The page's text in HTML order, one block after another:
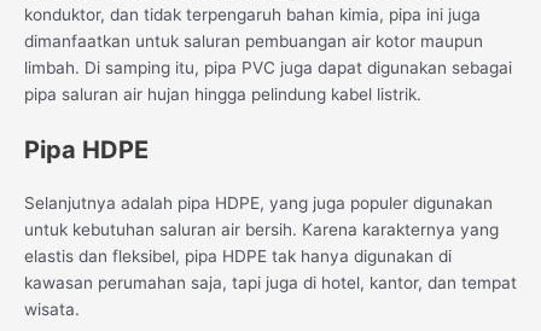
konduktor, dan tidak terpengaruh bahan kimia, pipa ini juga
dimanfaatkan untuk saluran pembuangan air kotor maupun
limbah. Di samping itu, pipa PVC juga dapat digunakan sebagai
pipa saluran air hujan hingga pelindung kabel listrik.
Pipa HDPE
Selanjutnya adalah pipa HDPE, yang juga populer digunakan
untuk kebutuhan saluran air bersih. Karena karakternya yang
elastis dan fleksibel, pipa HDPE tak hanya digunakan di
kawasan perumahan saja, tapi juga di hotel, kantor, dan tempat
wisata.